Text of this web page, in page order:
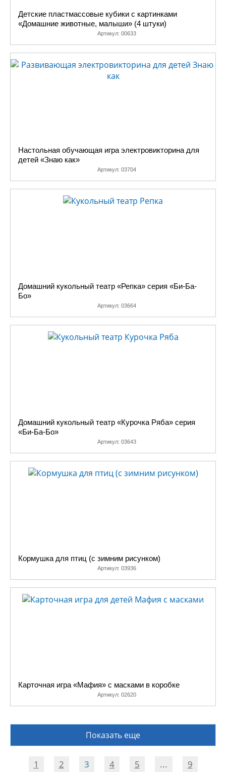
Детские пластмассовые кубики с картинками
«Домашние животные, малыши» (4 штуки)
Артикул: 00633
Настольная обучающая игра электровикторина для
детей «Знаю как»
Артикул: 03704
Домашний кукольный театр «Репка» серия «Би-Ба-
Бо»
Артикул: 03664
Домашний кукольный театр «Курочка Ряба» серия
«Би-Ба-Бо»
Артикул: 03643
Кормушка для птиц (с зимним рисунком)
Артикул: 03936
Карточная игра «Мафия» с масками в коробке
Артикул: 02620
Показать еще
1 2 3 4 5 ... 9